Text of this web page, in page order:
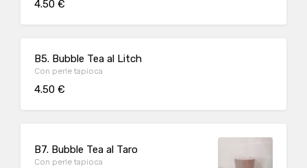
4.50 €
B5. Bubble Tea al Litch
Con perle tapioca
4.50 €
B7. Bubble Tea al Taro
Con perle tapioca